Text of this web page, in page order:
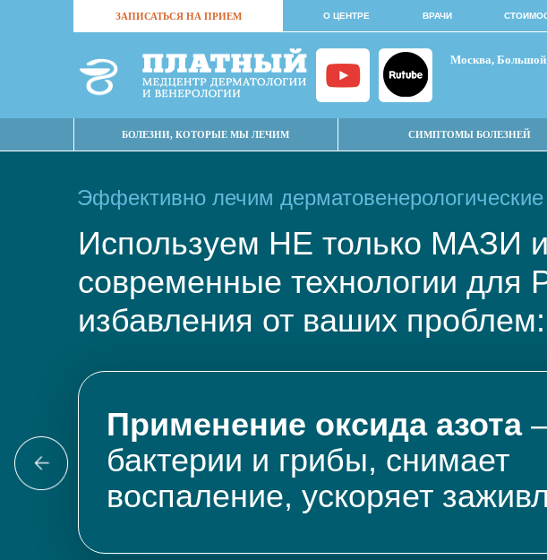
ЗАПИСАТЬСЯ НА ПРИЕМ О ЦЕНТРЕ ВРАЧИ
Москва, Большой
БОЛЕЗНИ, КОТОРЫЕ МЫ ЛЕЧИМ СИМПТОМЫ БОЛЕЗНЕЙ
Эффективно лечим
Используем НЕ только
современные технологии
избавления от ваших проблем:
Применение оксида азота
бактерии и грибы, снимает
воспаление, ускоряет